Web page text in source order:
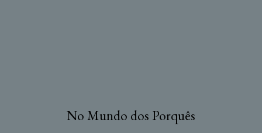
No Mundo dos Porquês